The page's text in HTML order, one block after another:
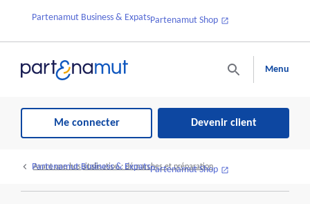
Partenamut Business & ExpatsPartenamut Shop
Menu
Me connecter Devenir client
Partenamut Business & ExpatsPartenamut Shop
Avant une hospitalisation : démarches et préparation